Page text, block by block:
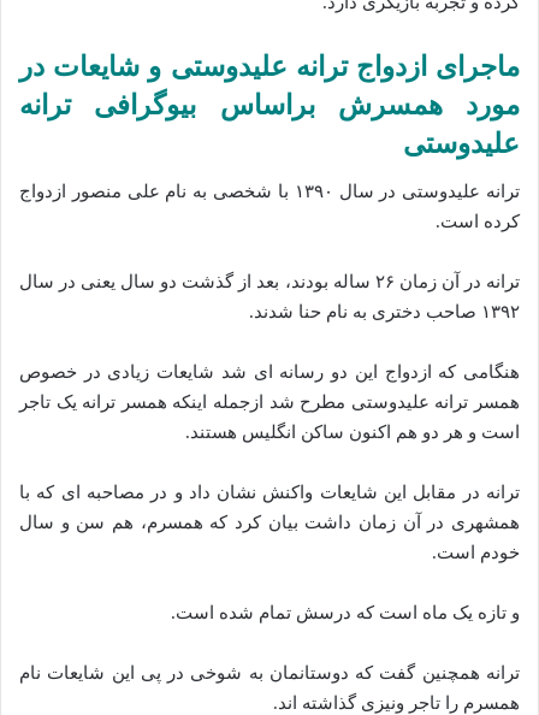
ماجرای ازدواج ترانه علیدوستی و شایعات در
مورد همسرش براساس بیوگرافی ترانه
علیدوستی
ترانه علیدوستی در سال ۱۳۹۰ با شخصی به نام علی منصور ازدواج
کرده است.
ترانه در آن زمان ۲۶ ساله بودند، بعد از گذشت دو سال یعنی در سال
۱۳۹۲ صاحب دختری به نام حنا شدند.
هنگامی که ازدواج این دو رسانه ای شد شایعات زیادی در خصوص
همسر ترانه علیدوستی مطرح شد ازجمله اینکه همسر ترانه یک تاجر
است و هر دو هم اکنون ساکن انگلیس هستند.
ترانه در مقابل این شایعات واکنش نشان داد و در مصاحبه ای که با
همشهری در آن زمان داشت بیان کرد که همسرم، هم سن و سال
خودم است.
و تازه یک ماه است که درسش تمام شده‌ است.
ترانه همچنین گفت که دوستانمان به شوخی در پی این شایعات نام
همسرم را تاجر ونیزی گذاشته اند.